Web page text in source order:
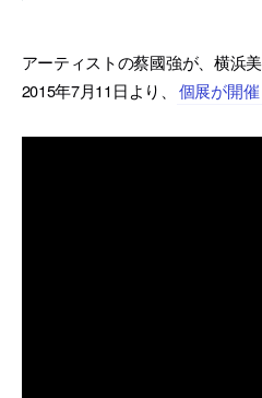
アーティストの蔡國強が、横浜
2015年7月11日より、
個展が開催